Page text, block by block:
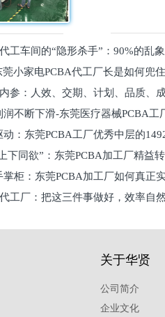
工车间的“隐形杀手”：90%的乱
莞小家电PCBA代工厂长是如何兜
参：人效、交期、计划、品质
不断下滑-东莞医疗器械PCBA工
：东莞PCBA工厂优秀中层的
下同欲”：东莞PCBA加工厂精益
掌柜：东莞PCBA加工厂如何真正
工厂：把这三件事做好，效率自
关于华贤
公司简介
企业文化